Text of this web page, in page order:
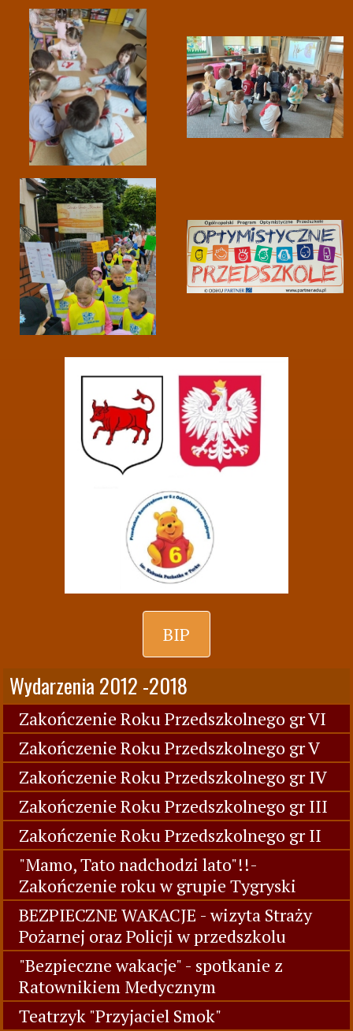
BIP
Wydarzenia 2012 -2018
Zakończenie Roku Przedszkolnego gr VI
Zakończenie Roku Przedszkolnego gr V
Zakończenie Roku Przedszkolnego gr IV
Zakończenie Roku Przedszkolnego gr III
Zakończenie Roku Przedszkolnego gr II
"Mamo, Tato nadchodzi lato"!!-
Zakończenie roku w grupie Tygryski
BEZPIECZNE WAKACJE - wizyta Straży
Pożarnej oraz Policji w przedszkolu
"Bezpieczne wakacje" - spotkanie z
Ratownikiem Medycznym
Teatrzyk "Przyjaciel Smok"